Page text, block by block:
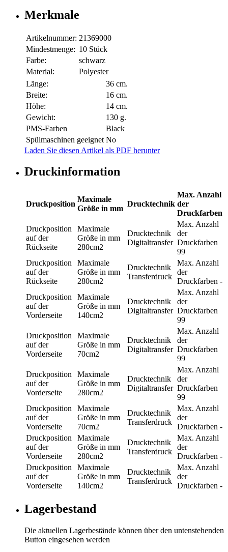
Merkmale
Artikelnummer: 21369000
Mindestmenge: 10 Stück
Farbe:
schwarz
Material:
Polyester
Länge:
36 cm.
Breite:
16 cm.
Höhe:
14 cm.
Gewicht:
130 g.
PMS-Farben
Black
Spülmaschinen geeignet No
Laden Sie diesen Artikel als PDF herunter
Druckinformation
Druckposition
Maximale
Größe in mm
Drucktechnik
Max. Anzahl
der
Druckfarben
Druckposition
auf der
Rückseite
Maximale
Größe in mm
280cm2
Drucktechnik
Digitaltransfer
Max. Anzahl
der
Druckfarben
99
Druckposition
auf der
Rückseite
Maximale
Größe in mm
280cm2
Drucktechnik
Transferdruck
Max. Anzahl
der
Druckfarben -
Druckposition
auf der
Vorderseite
Maximale
Größe in mm
140cm2
Drucktechnik
Digitaltransfer
Max. Anzahl
der
Druckfarben
99
Druckposition
auf der
Vorderseite
Maximale
Größe in mm
70cm2
Drucktechnik
Digitaltransfer
Max. Anzahl
der
Druckfarben
99
Druckposition
auf der
Vorderseite
Maximale
Größe in mm
280cm2
Drucktechnik
Digitaltransfer
Max. Anzahl
der
Druckfarben
99
Druckposition
auf der
Vorderseite
Maximale
Größe in mm
70cm2
Drucktechnik
Transferdruck
Max. Anzahl
der
Druckfarben -
Druckposition
auf der
Vorderseite
Maximale
Größe in mm
280cm2
Drucktechnik
Transferdruck
Max. Anzahl
der
Druckfarben -
Druckposition
auf der
Vorderseite
Maximale
Größe in mm
140cm2
Drucktechnik
Transferdruck
Max. Anzahl
der
Druckfarben -
Lagerbestand
Die aktuellen Lagerbestände können über den untenstehenden
Button eingesehen werden